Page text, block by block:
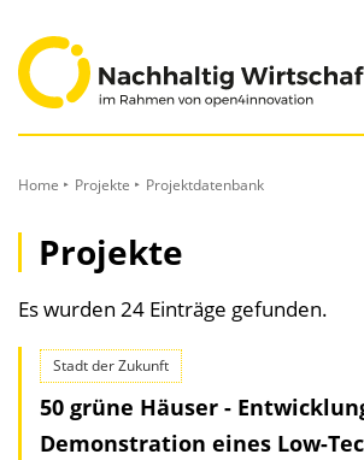
Inhalt
Home Projekte Projektdatenbank
Projekte
Es wurden 24 Einträge gefunden.
Stadt der Zukunft
50 grüne Häuser -
Demonstration eines Low-